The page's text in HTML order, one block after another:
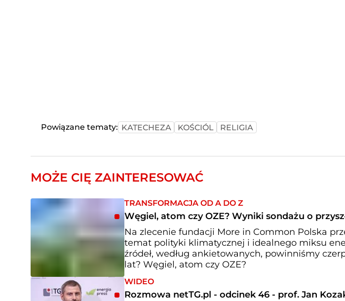
Powiązane tematy: KATECHEZA KOŚCIÓL RELIGIA
MOŻE CIĘ ZAINTERESOWAĆ
TRANSFORMACJA OD A DO Z
Węgiel, atom czy OZE? Wyniki sondażu o
Na zlecenie fundacji More in Common Polska
temat polityki klimatycznej i idealnego miksu
źródeł, według ankietowanych, powinniśmy
lat? Węgiel, atom czy OZE?
WIDEO
Rozmowa netTG.pl - odcinek 46 - prof. Jan